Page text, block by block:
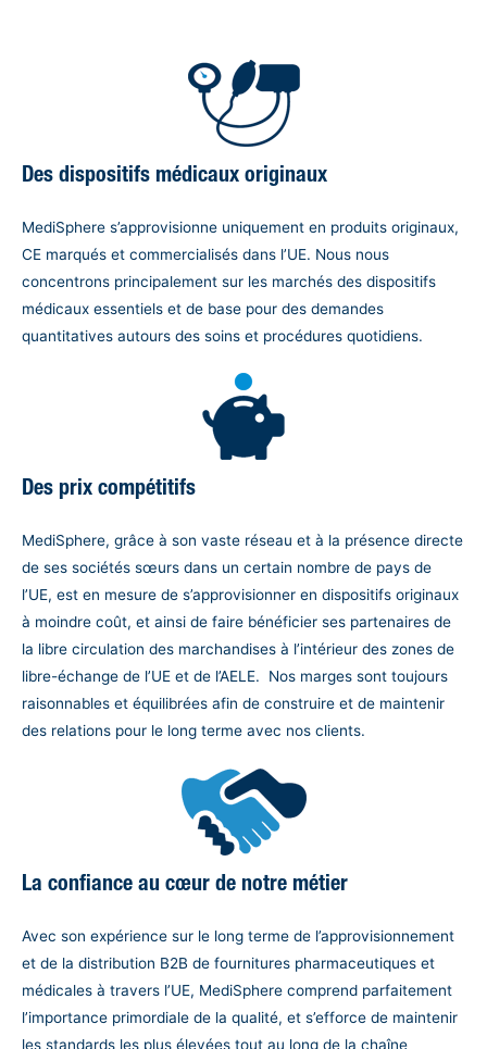
Des dispositifs médicaux originaux
MediSphere s’approvisionne uniquement en produits originaux,
CE marqués et commercialisés dans l’UE. Nous nous
concentrons principalement sur les marchés des dispositifs
médicaux essentiels et de base pour des demandes
quantitatives autours des soins et procédures quotidiens.
Des prix compétitifs
MediSphere, grâce à son vaste réseau et à la présence directe
de ses sociétés sœurs dans un certain nombre de pays de
l’UE, est en mesure de s’approvisionner en dispositifs originaux
à moindre coût, et ainsi de faire bénéficier ses partenaires de
la libre circulation des marchandises à l’intérieur des zones de
libre-échange de l’UE et de l’AELE. Nos marges sont toujours
raisonnables et équilibrées afin de construire et de maintenir
des relations pour le long terme avec nos clients.
La confiance au cœur de notre métier
Avec son expérience sur le long terme de l’approvisionnement
et de la distribution B2B de fournitures pharmaceutiques et
médicales à travers l’UE, MediSphere comprend parfaitement
l’importance primordiale de la qualité, et s’efforce de maintenir
les standards les plus élevées tout au long de la chaîne